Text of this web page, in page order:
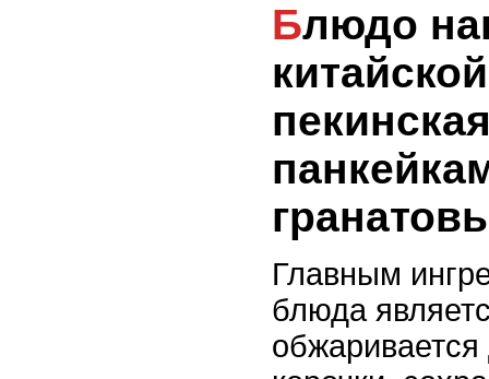
Блюдо национальной
Главным
блюда
обжаривается